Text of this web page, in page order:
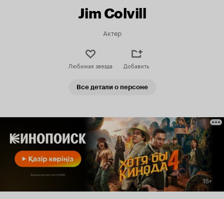
Jim Colvill
Актер
Любимая звезда Добавить
Все детали о персоне